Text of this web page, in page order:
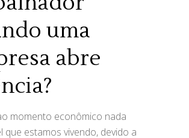
uma
abre
momento econômico nada
que estamos vivendo, devido a